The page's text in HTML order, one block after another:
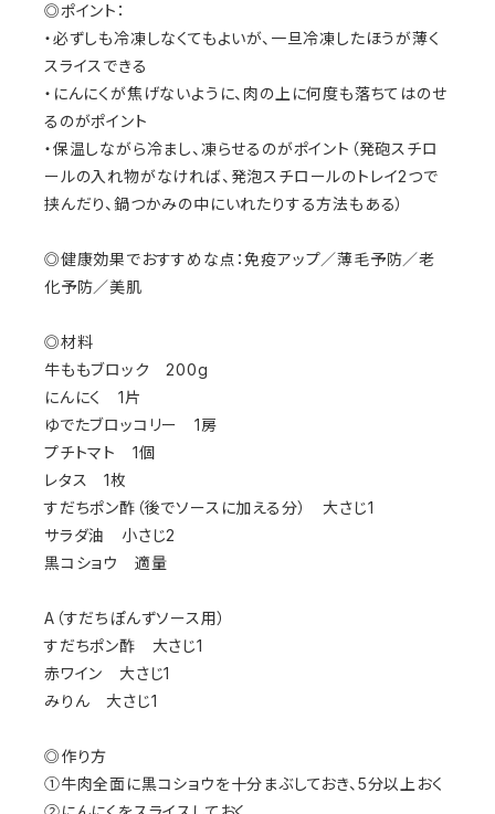
◎ポイント：
・必ずしも冷凍しなくてもよいが、一旦冷凍したほうが薄く
スライスできる
・にんにくが焦げないように、肉の上に何度も落ちてはのせ
るのがポイント
・保温しながら冷まし、凍らせるのがポイント（発砲スチロ
ールの入れ物がなければ、発泡スチロールのトレイ2つで
挟んだり、鍋つかみの中にいれたりする方法もある）
◎健康効果でおすすめな点：免疫アップ／薄毛予防／老
化予防／美肌
◎材料
牛ももブロック 200g
にんにく 1片
ゆでたブロッコリー 1房
プチトマト 1個
レタス 1枚
すだちポン酢（後でソースに加える分） 大さじ1
サラダ油 小さじ2
黒コショウ 適量
A（すだちぽんずソース用）
すだちポン酢 大さじ1
赤ワイン 大さじ1
みりん 大さじ1
◎作り方
①牛肉全面に黒コショウを十分まぶしておき、5分以上おく